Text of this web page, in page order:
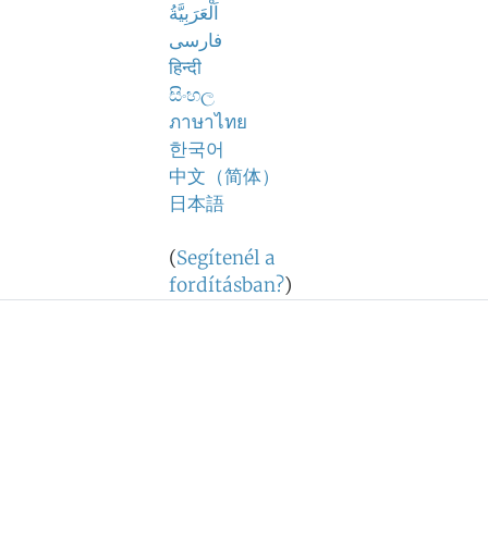
اَلْعَرَبِيَّةُ
فارسی
हिन्दी
සිංහල
ภาษาไทย
한국어
中文（简体）
日本語
(Segítenél a
fordításban?)